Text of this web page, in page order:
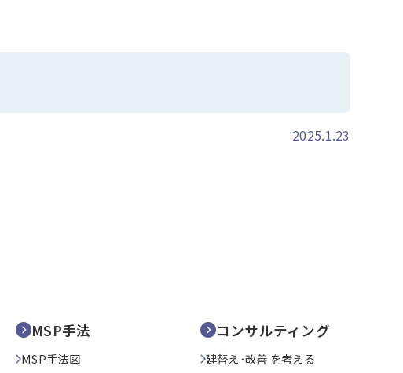
2025.1.23
MSP手法
MSP手法図
コンサルティング
建替え･改善 を考える